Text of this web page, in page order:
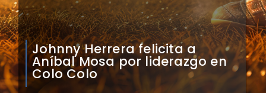
Claudio Bravo analiza
impacto de arquero
caboverdiano en Colo Colo